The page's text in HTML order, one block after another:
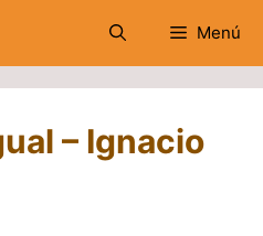
Menú
– Ignacio